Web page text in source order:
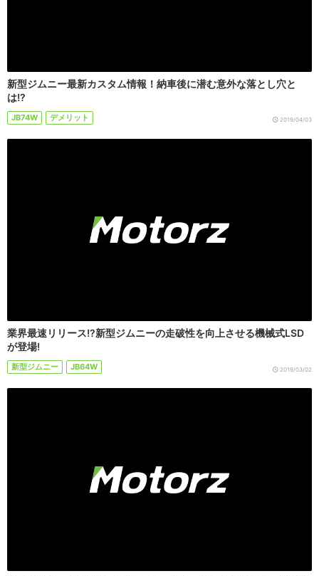
新型ジムニー最新カスタム情報！納車後に潜む意外な落とし穴と
は!?
JB74W デメリット 2019/04/03
業界最速リリース!?新型ジムニーの走破性を向上させる機械式LSD
が登場!
新型ジムニー JB64W 2019/03/02